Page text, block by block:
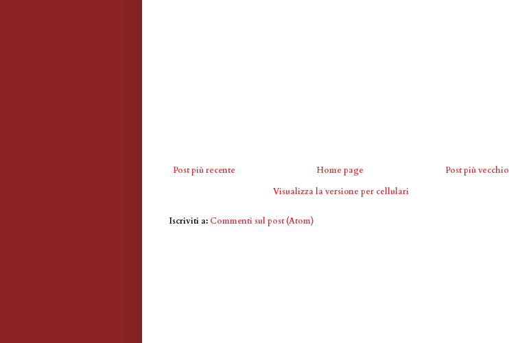
Post più recente Post più vecchio
Home page
Visualizza la versione per cellulari
Iscriviti a: Commenti sul post (Atom)